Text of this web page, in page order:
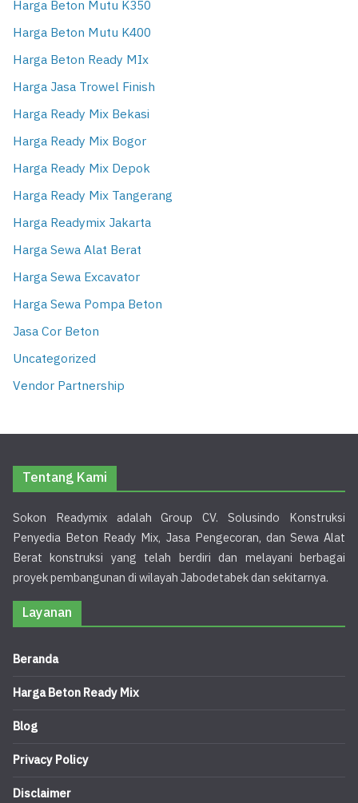
Harga Beton Mutu K350
Harga Beton Mutu K400
Harga Beton Ready MIx
Harga Jasa Trowel Finish
Harga Ready Mix Bekasi
Harga Ready Mix Bogor
Harga Ready Mix Depok
Harga Ready Mix Tangerang
Harga Readymix Jakarta
Harga Sewa Alat Berat
Harga Sewa Excavator
Harga Sewa Pompa Beton
Jasa Cor Beton
Uncategorized
Vendor Partnership
Tentang Kami
Sokon Readymix adalah Group CV. Solusindo Konstruksi
Penyedia Beton Ready Mix, Jasa Pengecoran, dan Sewa Alat
Berat konstruksi yang telah berdiri dan melayani berbagai
proyek pembangunan di wilayah Jabodetabek dan sekitarnya.
Layanan
Beranda
Harga Beton Ready Mix
Blog
Privacy Policy
Disclaimer